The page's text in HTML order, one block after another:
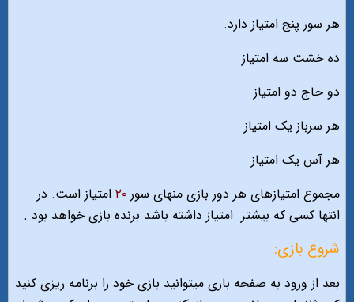
هر سور پنج امتیاز دارد.
ده خشت سه امتیاز
دو خاج دو امتیاز
هر سرباز یک امتیاز
هر آس یک امتیاز
مجموع امتیازهای هر دور بازی منهای سور ۲۰ امتیاز است. در
انتها کسی که بیشتر امتیاز داشته باشد برنده بازی خواهد بود .
شروع بازی:
بعد از ورود به صفحه بازی میتوانید بازی خود را برنامه ریزی کنید